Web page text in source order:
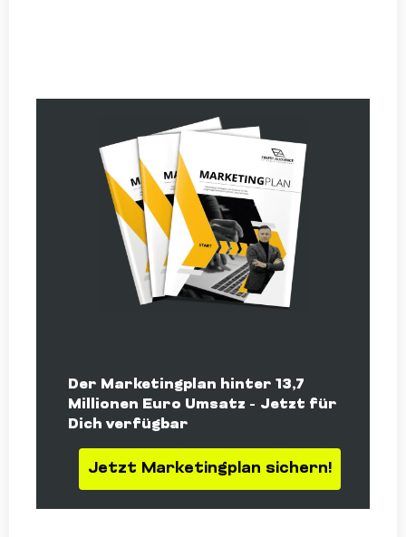
Der Marketingplan hinter 13,7
Millionen Euro Umsatz – Jetzt für
Dich verfügbar
Jetzt Marketingplan sichern!